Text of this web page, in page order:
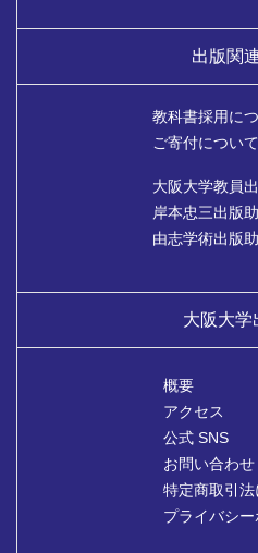
出版関
教科書採用に
ご寄付について
大阪大学教員
岸本忠三出版
由志学術出版
大阪大学
概要
アクセス
公式 SNS
お問い合わせ
特定商取引
プライバシ